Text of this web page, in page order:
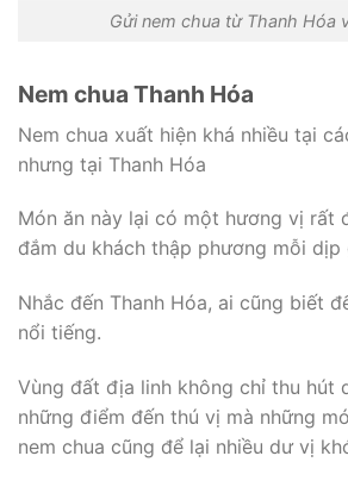
Gửi nem chua từ Thanh Hóa
Nem chua Thanh Hóa
Nem chua xuất hiện khá nhiều tại
nhưng tại Thanh Hóa
Món ăn này lại có một hương vị rất
đắm du khách thập phương mỗi dịp
Nhắc đến Thanh Hóa, ai cũng biết
nổi tiếng.
Vùng đất địa linh không chỉ thu hút
những điểm đến thú vị mà những
nem chua cũng để lại nhiều dư vị